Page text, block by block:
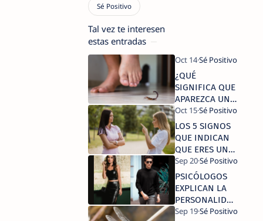
Tal vez te interesen
estas entradas
¿QUÉ
SIGNIFICA QUE
APAREZCA UN
ESCORPIÓN EN
TU CASA?
LOS 5 SIGNOS
QUE INDICAN
QUE ERES UNA
PERSONA
DIFÍCIL DE
TRATAR, SEGÚN
LA PSICOLOGÍA
PSICÓLOGOS
EXPLICAN LA
PERSONALIDAD
DE QUIENES SE